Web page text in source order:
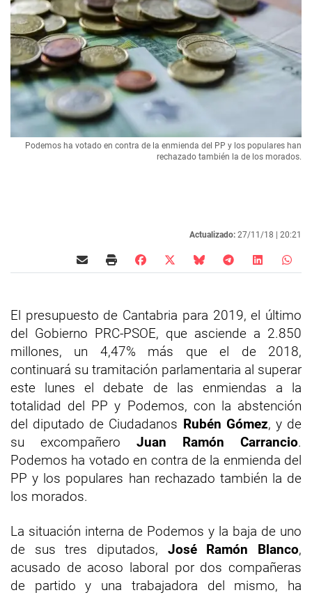
Podemos ha votado en contra de la enmienda del PP y los populares han
rechazado también la de los morados.
Actualizado: 27/11/18 | 20:21
El presupuesto de Cantabria para 2019, el último
del Gobierno PRC-PSOE, que asciende a 2.850
millones, un 4,47% más que el de 2018,
continuará su tramitación parlamentaria al superar
este lunes el debate de las enmiendas a la
totalidad del PP y Podemos, con la abstención
del diputado de Ciudadanos Rubén Gómez, y de
su excompañero Juan Ramón Carrancio.
Podemos ha votado en contra de la enmienda del
PP y los populares han rechazado también la de
los morados.
La situación interna de Podemos y la baja de uno
de sus tres diputados, José Ramón Blanco,
acusado de acoso laboral por dos compañeras
de partido y una trabajadora del mismo, ha